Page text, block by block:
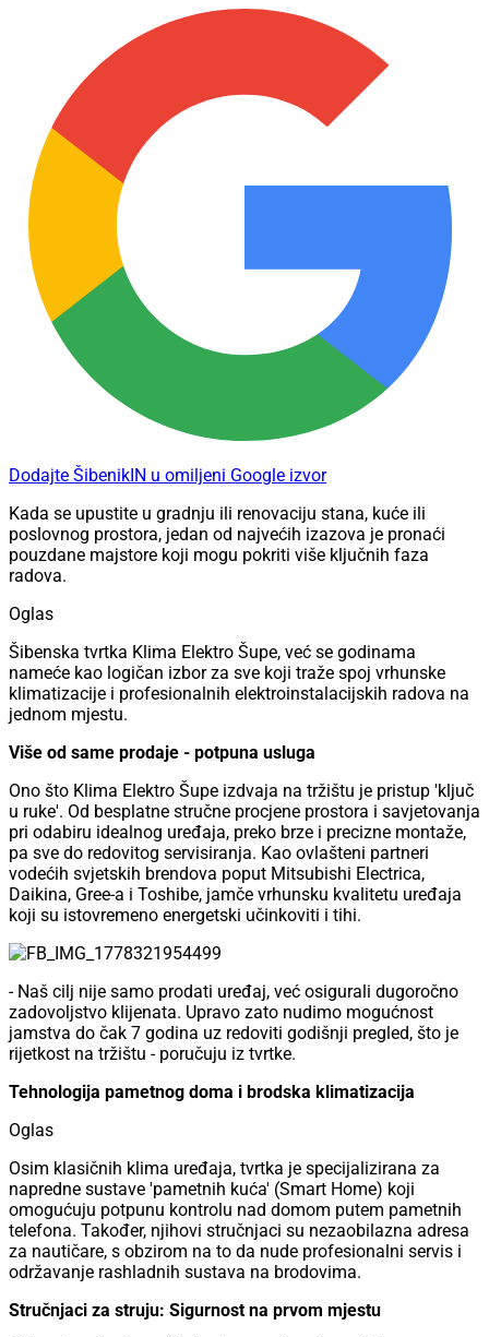
Dodajte ŠibenikIN u omiljeni Google izvor
Kada se upustite u gradnju ili renovaciju stana, kuće ili
poslovnog prostora, jedan od najvećih izazova je pronaći
pouzdane majstore koji mogu pokriti više ključnih faza
radova.
Oglas
Šibenska tvrtka Klima Elektro Šupe, već se godinama
nameće kao logičan izbor za sve koji traže spoj vrhunske
klimatizacije i profesionalnih elektroinstalacijskih radova na
jednom mjestu.
Više od same prodaje - potpuna usluga
Ono što Klima Elektro Šupe izdvaja na tržištu je pristup 'ključ
u ruke'. Od besplatne stručne procjene prostora i savjetovanja
pri odabiru idealnog uređaja, preko brze i precizne montaže,
pa sve do redovitog servisiranja. Kao ovlašteni partneri
vodećih svjetskih brendova poput Mitsubishi Electrica,
Daikina, Gree-a i Toshibe, jamče vrhunsku kvalitetu uređaja
koji su istovremeno energetski učinkoviti i tihi.
- Naš cilj nije samo prodati uređaj, već osigurali dugoročno
zadovoljstvo klijenata. Upravo zato nudimo mogućnost
jamstva do čak 7 godina uz redoviti godišnji pregled, što je
rijetkost na tržištu - poručuju iz tvrtke.
Tehnologija pametnog doma i brodska klimatizacija
Oglas
Osim klasičnih klima uređaja, tvrtka je specijalizirana za
napredne sustave 'pametnih kuća' (Smart Home) koji
omogućuju potpunu kontrolu nad domom putem pametnih
telefona. Također, njihovi stručnjaci su nezaobilazna adresa
za nautičare, s obzirom na to da nude profesionalni servis i
održavanje rashladnih sustava na brodovima.
Stručnjaci za struju: Sigurnost na prvom mjestu